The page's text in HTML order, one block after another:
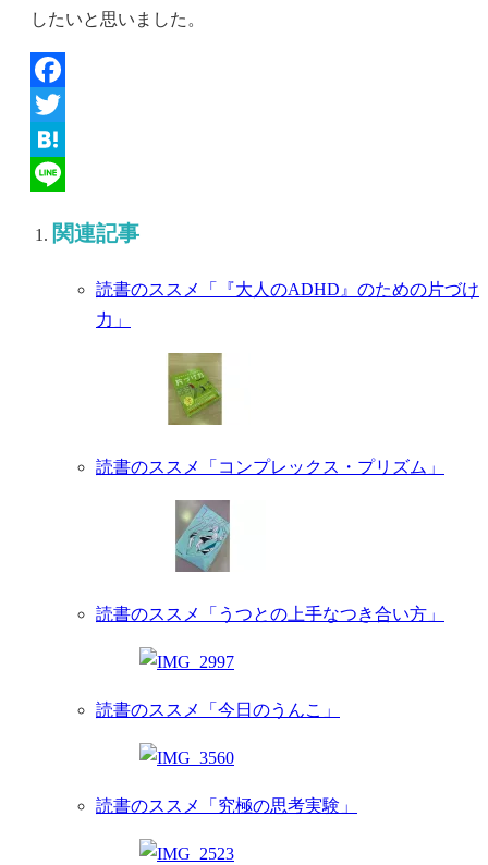
したいと思いました。
Facebook
Twitter
Hatena
関連記事
読書のススメ「『大人のADHD』のための片づけ
力」
読書のススメ「コンプレックス・プリズム」
読書のススメ「うつとの上手なつき合い方」
読書のススメ「今日のうんこ」
読書のススメ「究極の思考実験」